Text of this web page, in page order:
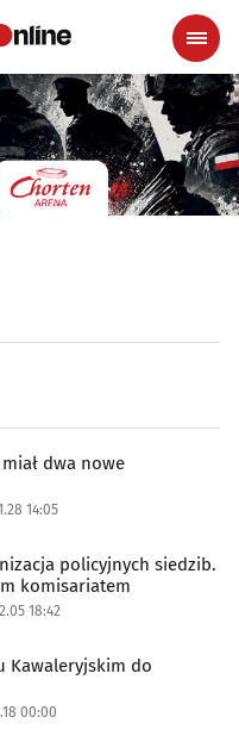
dwa nowe
14:05
policyjnych siedzib.
komisariatem
18:42
Kawaleryjskim do
00:00